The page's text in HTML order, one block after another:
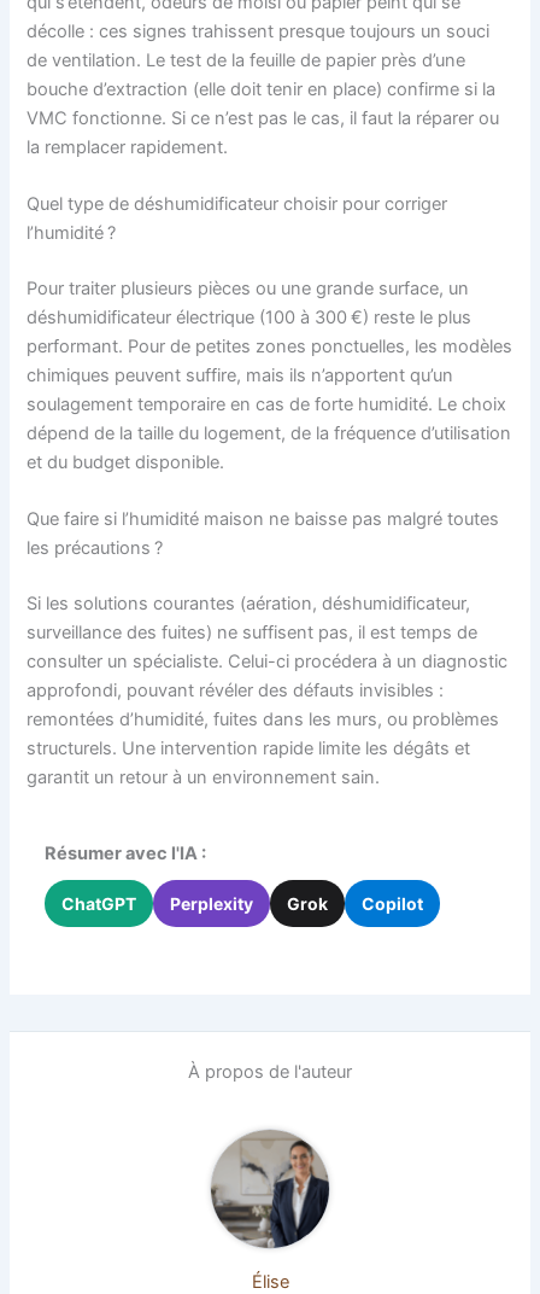
décolle : ces signes trahissent presque toujours un souci
de ventilation. Le test de la feuille de papier près d’une
bouche d’extraction (elle doit tenir en place) confirme si la
VMC fonctionne. Si ce n’est pas le cas, il faut la réparer ou
la remplacer rapidement.
Quel type de déshumidificateur choisir pour corriger
l’humidité ?
Pour traiter plusieurs pièces ou une grande surface, un
déshumidificateur électrique (100 à 300 €) reste le plus
performant. Pour de petites zones ponctuelles, les modèles
chimiques peuvent suffire, mais ils n’apportent qu’un
soulagement temporaire en cas de forte humidité. Le choix
dépend de la taille du logement, de la fréquence d’utilisation
et du budget disponible.
Que faire si l’humidité maison ne baisse pas malgré toutes
les précautions ?
Si les solutions courantes (aération, déshumidificateur,
surveillance des fuites) ne suffisent pas, il est temps de
consulter un spécialiste. Celui-ci procédera à un diagnostic
approfondi, pouvant révéler des défauts invisibles :
remontées d’humidité, fuites dans les murs, ou problèmes
structurels. Une intervention rapide limite les dégâts et
garantit un retour à un environnement sain.
Résumer avec l'IA :
ChatGPT Perplexity Grok Copilot
À propos de l'auteur
Élise